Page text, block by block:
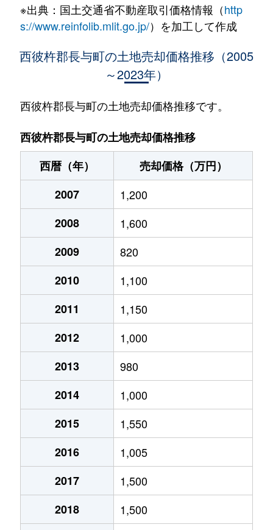
高田郷
1,100万円 道ノ尾
徒歩14分
1,300万円 道ノ尾
高田郷
2,000万円 道ノ尾
徒歩45分
高田郷
2,900万円 道ノ尾
高田郷
5,900万円 道ノ尾
徒歩12分
三根郷
1,300万円
吉無田郷
1,500万円
※出典：国土交通省不動産取引価格情報（http
s://www.reinfolib.mlit.go.jp/）を加工して作成
西彼杵郡長与町の土地売却価格推移（2005
～2023年）
西彼杵郡長与町の土地売却価格推移です。
西彼杵郡長与町の土地売却価格推移
西暦（年）
売却価格（万円）
2007
1,200
2008
1,600
2009
820
2010
1,100
2011
1,150
2012
1,000
2013
980
2014
1,000
2015
1,550
2016
1,005
2017
1,500
2018
1,500